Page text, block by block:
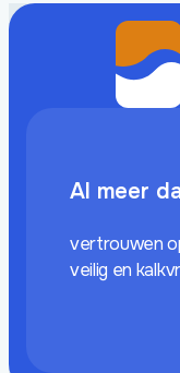
Al meer
vertrouwen
veilig en